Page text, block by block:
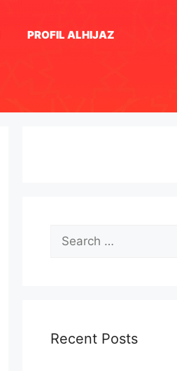
PROFIL ALHIJAZ
Search
for:
Recent Posts